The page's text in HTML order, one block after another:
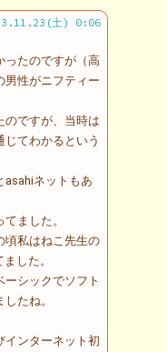
土) 0:06
ったのですが（高
男性がニフティー
のですが、当時は
じてわかるという
asahiネットもあ
ました。
頃私はねこ先生の
した。
シックでソフト
たね。
インターネット初